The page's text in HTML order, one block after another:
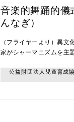
音楽的舞踊的儀
んなぎ）
（フライヤーより）異
家がシャーマニズムを主
公益財団法人児童育成